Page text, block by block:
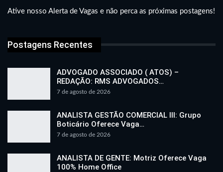
Ative nosso Alerta de Vagas e não perca as próximas postagens!
Postagens Recentes
ADVOGADO ASSOCIADO ( ATOS) –
REDAÇÃO: RMS ADVOGADOS…
7 de agosto de 2026
ANALISTA GESTÃO COMERCIAL III: Grupo
Boticário Oferece Vaga…
7 de agosto de 2026
ANALISTA DE GENTE: Motriz Oferece Vaga
100% Home Office